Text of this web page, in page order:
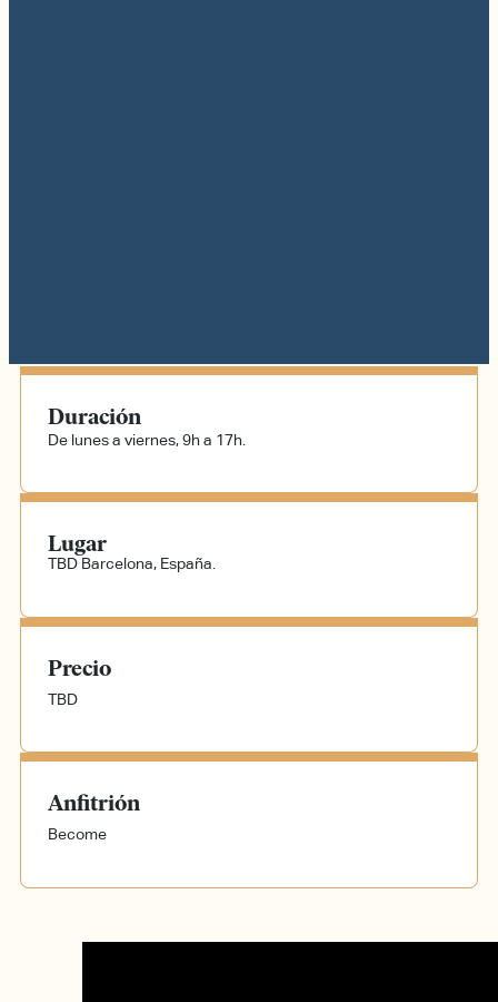
Duración
De lunes a viernes, 9h a 17h.
Lugar
TBD Barcelona, España.
Precio
TBD
Anfitrión
Become